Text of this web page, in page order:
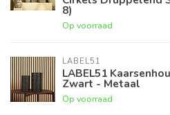
8)
Op voorraad
LABEL51
LABEL51
Zwart - Metaal
Op voorraad